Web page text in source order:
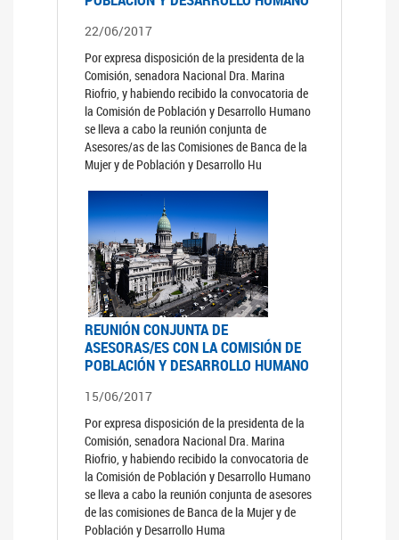
22/06/2017
Por expresa disposición de la presidenta de la
Comisión, senadora Nacional Dra. Marina
Riofrio, y habiendo recibido la convocatoria de
la Comisión de Población y Desarrollo Humano
se lleva a cabo la reunión conjunta de
Asesores/as de las Comisiones de Banca de la
Mujer y de Población y Desarrollo Hu
REUNIÓN CONJUNTA DE
ASESORAS/ES CON LA COMISIÓN DE
POBLACIÓN Y DESARROLLO HUMANO
15/06/2017
Por expresa disposición de la presidenta de la
Comisión, senadora Nacional Dra. Marina
Riofrio, y habiendo recibido la convocatoria de
la Comisión de Población y Desarrollo Humano
se lleva a cabo la reunión conjunta de asesores
de las comisiones de Banca de la Mujer y de
Población y Desarrollo Huma